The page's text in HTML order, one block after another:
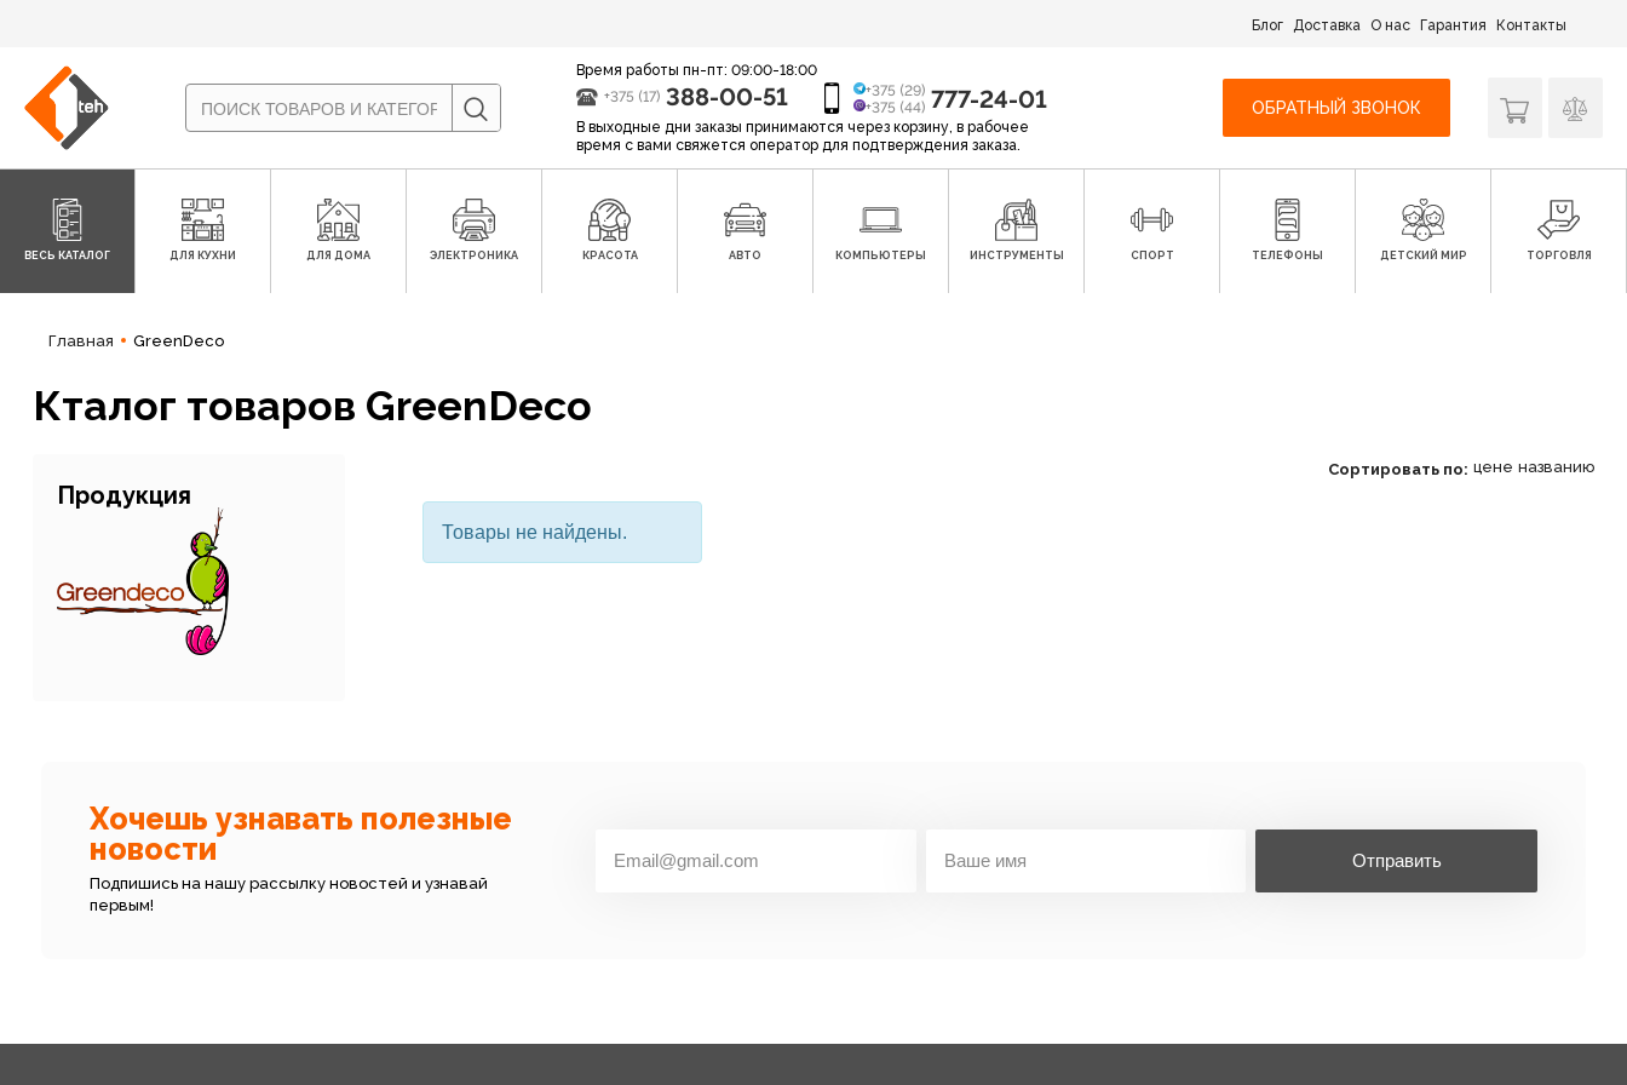
Блог Доставка О нас Гарантия Контакты
Время работы пн-пт: 09:00-18:00
+375 (17) 388-00-51
+375 (29)
+375 (44) 777-24-01
В выходные дни заказы принимаются через корзину, в рабочее
время с вами свяжется оператор для подтверждения заказа.
ОБРАТНЫЙ ЗВОНОК
ВЕСЬ КАТАЛОГ ДЛЯ КУХНИ ДЛЯ ДОМА ЭЛЕКТРОНИКА КРАСОТА АВТО КОМПЬЮТЕРЫ ИНСТРУМЕНТЫ СПОРТ ТЕЛЕФОНЫ ДЕТСКИЙ МИР ТОРГОВЛЯ
Главная GreenDeco
Кталог товаров GreenDeco
Продукция
Сортировать по: цене названию
Товары не найдены.
Хочешь узнавать полезные
новости
Подпишись на нашу рассылку новостей и узнавай
первым!
Отправить